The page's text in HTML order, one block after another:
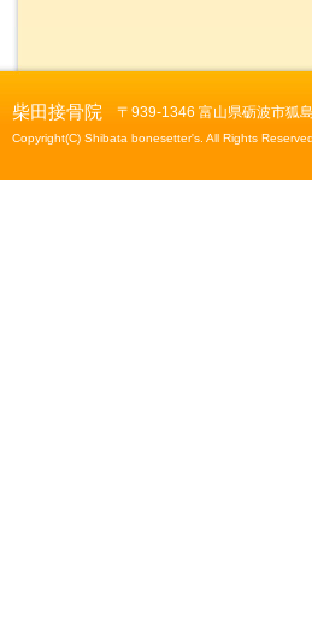
柴田接骨院 〒939-1346 富山県砺波市狐
Copyright(C) Shibata bonesetter's. All Rights Reserved.